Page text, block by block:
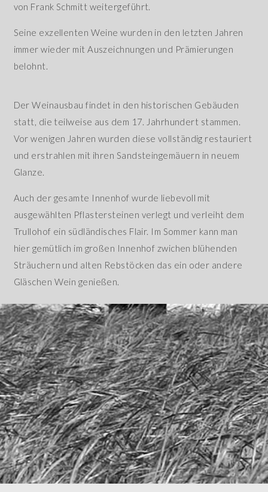
von Frank Schmitt weitergeführt.
Seine exzellenten Weine wurden in den letzten Jahren
immer wieder mit Auszeichnungen und Prämierungen
belohnt.
Der Weinausbau findet in den historischen Gebäuden
statt, die teilweise aus dem 17. Jahrhundert stammen.
Vor wenigen Jahren wurden diese vollständig restauriert
und erstrahlen mit ihren Sandsteingemäuern in neuem
Glanze.
Auch der gesamte Innenhof wurde liebevoll mit
ausgewählten Pflastersteinen verlegt und verleiht dem
Trullohof ein südländisches Flair. Im Sommer kann man
hier gemütlich im großen Innenhof zwichen blühenden
Sträuchern und alten Rebstöcken das ein oder andere
Gläschen Wein genießen.